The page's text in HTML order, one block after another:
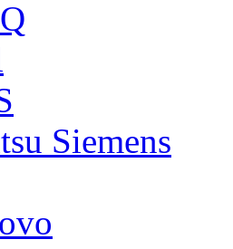
Siemens